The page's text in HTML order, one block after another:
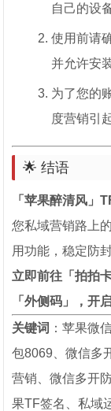
自己的设
使用前请
并允许安
为了您的
度营销引
🌟 结语
「苹果醉清风」
您私域营销路上
用功能，稳定防
立即前往「拍拍
「外侧码」，开
关键词 ：苹果微
包8069、微信多
营销、微信多开
果TF签名、私域